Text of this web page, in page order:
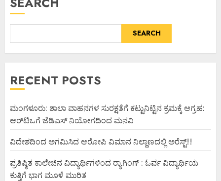
SEARCH
RECENT POSTS
ಮಂಗಳೂರು: ಶಾಲಾ ವಾಹನಗಳ ಸುರಕ್ಷತೆಗೆ ಕಟ್ಟುನಿಟ್ಟಿನ ಕ್ರಮಕ್ಕೆ ಆಗ್ರಹ:
ಆರ್‌ಟಿಒಗೆ ಜೆಡಿಎಸ್ ನಿಯೋಗದಿಂದ ಮನವಿ
ವಿದೇಶದಿಂದ ಅಗಮಿಸಿದ ಆರೋಪಿ ವಿಮಾನ ನಿಲ್ದಾಣದಲ್ಲಿ ಅರೆಸ್ಟ್‌!!
ಪ್ರತಿಷ್ಠಿತ ಕಾಲೇಜಿನ ವಿದ್ಯಾರ್ಥಿಗಳಿಂದ ರ‍್ಯಾಗಿಂಗ್ : ಓರ್ವ ವಿದ್ಯಾರ್ಥಿಯ
ಕುತ್ತಿಗೆ ಭಾಗ ಮೂಳೆ ಮುರಿತ